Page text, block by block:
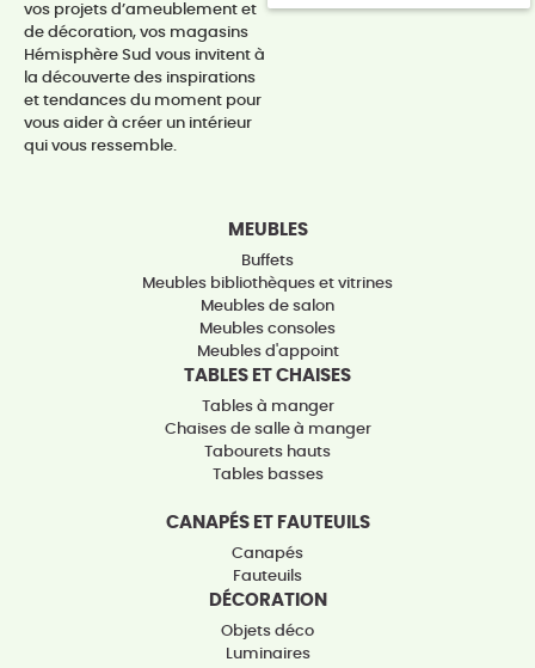
vos projets d’ameublement et
de décoration, vos magasins
Hémisphère Sud vous invitent à
la découverte des inspirations
et tendances du moment pour
vous aider à créer un intérieur
qui vous ressemble.
MEUBLES
Buffets
Meubles bibliothèques et vitrines
Meubles de salon
Meubles consoles
Meubles d'appoint
TABLES ET CHAISES
Tables à manger
Chaises de salle à manger
Tabourets hauts
Tables basses
CANAPÉS ET FAUTEUILS
Canapés
Fauteuils
DÉCORATION
Objets déco
Luminaires